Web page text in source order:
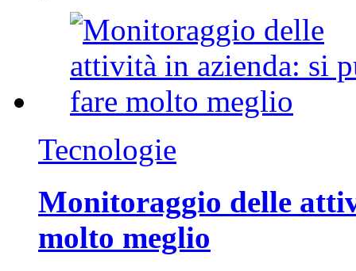
Tecnologie
Monitoraggio delle
molto meglio